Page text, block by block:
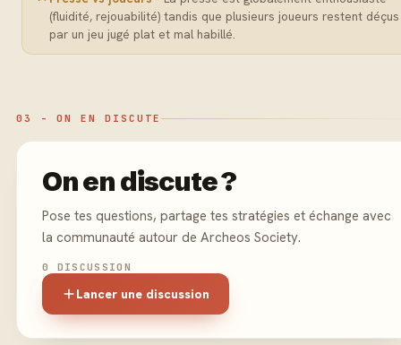
(fluidité, rejouabilité) tandis que plusieurs joueurs restent déçus
par un jeu jugé plat et mal habillé.
03 - ON EN DISCUTE
On en discute ?
Pose tes questions, partage tes stratégies et échange avec
la communauté autour de Archeos Society.
0 DISCUSSION
Lancer une discussion